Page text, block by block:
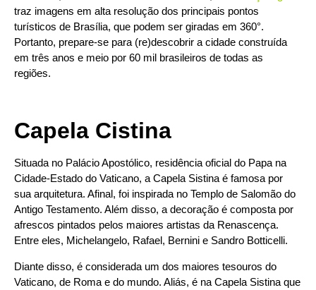
traz imagens em alta resolução dos principais pontos
turísticos de Brasília, que podem ser giradas em 360°.
Portanto, prepare-se para (re)descobrir a cidade construída
em três anos e meio por 60 mil brasileiros de todas as
regiões.
Capela Cistina
Situada no Palácio Apostólico, residência oficial do Papa na
Cidade-Estado do Vaticano, a Capela Sistina é famosa por
sua arquitetura. Afinal, foi inspirada no Templo de Salomão do
Antigo Testamento. Além disso, a decoração é composta por
afrescos pintados pelos maiores artistas da Renascença.
Entre eles, Michelangelo, Rafael, Bernini e Sandro Botticelli.
Diante disso, é considerada um dos maiores tesouros do
Vaticano, de Roma e do mundo. Aliás, é na Capela Sistina que